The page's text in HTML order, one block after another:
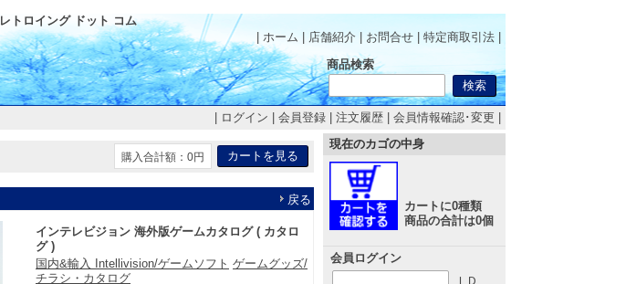
レトロイング ドット コム
| ホーム
店舗紹介 お問合せ 特定商取引法
商品検索
ログイン 会員登録 注文履歴 会員情報確認･変更
購入合計額：0円
戻る
インテレビジョン 海外版ゲームカタログ ( カタロ
グ )
国内&輸入 Intellivision/ゲームソフト ゲームグッズ/
チラシ・カタログ
現在のカゴの中身
カートに0種類
商品の合計は0個
会員ログイン
ＩＤ